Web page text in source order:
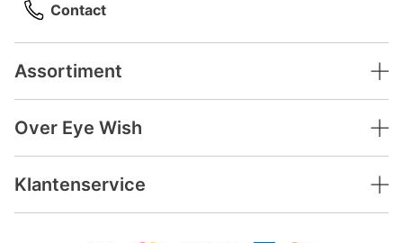
Assortiment
Over Eye Wish
Klantenservice
Contact